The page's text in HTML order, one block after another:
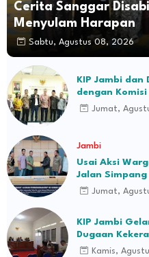
Cerita Sanggar
Menyulam Harapan
Sabtu, Agustus 08, 2026
KIP Jambi
dengan
hingga Seleksi
Jumat,
Jambi
Usai Aksi
Jalan
Jumat,
KIP Jambi
Dugaan
H.M.Syukur
Kamis,